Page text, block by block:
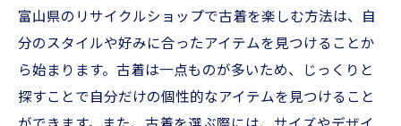
富山県のリサイクルショップで古着を楽しむ方法は、自
分のスタイルや好みに合ったアイテムを見つけることか
ら始まります。古着は一点ものが多いため、じっくりと
探すことで自分だけの個性的なアイテムを見つけること